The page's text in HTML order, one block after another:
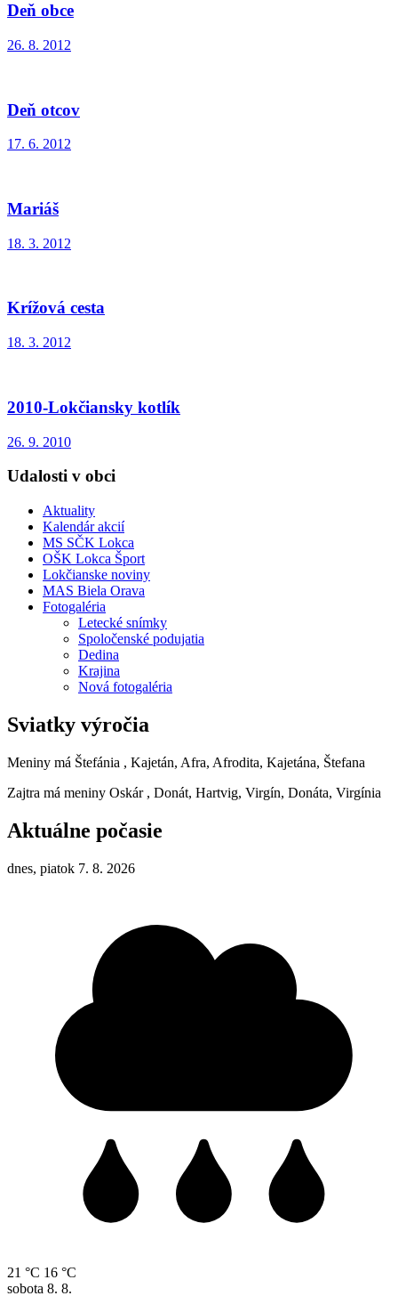
Deň obce
26. 8. 2012
Deň otcov
17. 6. 2012
Mariáš
18. 3. 2012
Krížová cesta
18. 3. 2012
2010-Lokčiansky kotlík
26. 9. 2010
Udalosti v obci
Aktuality
Kalendár akcií
MS SČK Lokca
OŠK Lokca Šport
Lokčianske noviny
MAS Biela Orava
Fotogaléria
Letecké snímky
Spoločenské podujatia
Dedina
Krajina
Nová fotogaléria
Sviatky výročia
Meniny má Štefánia , Kajetán, Afra, Afrodita, Kajetána, Štefana
Zajtra má meniny Oskár , Donát, Hartvig, Virgín, Donáta, Virgínia
Aktuálne počasie
dnes, piatok 7. 8. 2026
21 °C 16 °C
sobota 8. 8.